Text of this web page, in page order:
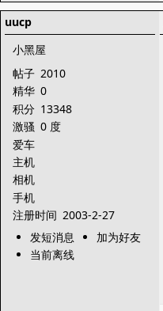
uucp
小黑屋
帖子 2010
精华 0
积分 13348
激骚 0 度
爱车
主机
相机
手机
注册时间 2003-2-27
发短消息
加为好友
当前离线